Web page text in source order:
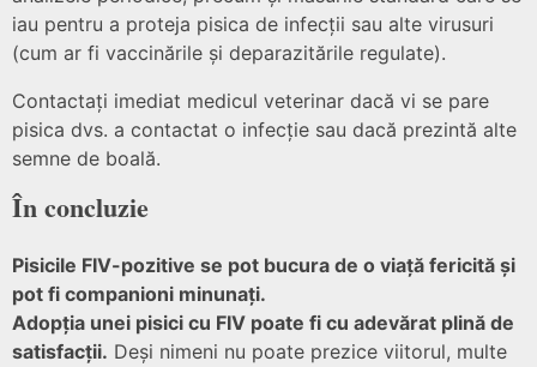
iau pentru a proteja pisica de infecții sau alte virusuri
(cum ar fi vaccinările și deparazitările regulate).
Contactați imediat medicul veterinar dacă vi se pare
pisica dvs. a contactat o infecție sau dacă prezintă alte
semne de boală.
În concluzie
Pisicile FIV-pozitive se pot bucura de o viață fericită și
pot fi companioni minunați.
Adopția unei pisici cu FIV poate fi cu adevărat plină de
satisfacții. Deși nimeni nu poate prezice viitorul, multe